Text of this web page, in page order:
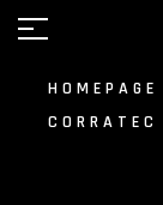
HOMEPAGE